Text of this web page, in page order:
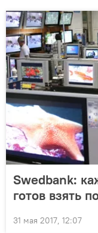
Swedbank:
готов взять
31 мая 2017, 12:07